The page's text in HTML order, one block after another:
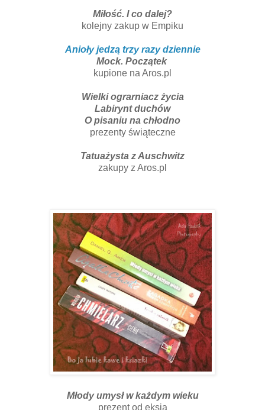
Miłość. I co dalej?
kolejny zakup w Empiku
Anioły jedzą trzy razy dziennie
Mock. Początek
kupione na Aros.pl
Wielki ograrniacz życia
Labirynt duchów
O pisaniu na chłodno
prezenty świąteczne
Tatuażysta z Auschwitz
zakupy z Aros.pl
Młody umysł w każdym wieku
prezent od eksia